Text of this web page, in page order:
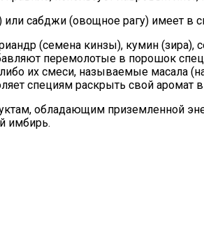
сабджи (овощное рагу) имеет в
(семена кинзы), кумин (зира),
перемолотые в порошок
их смеси, называемые масала
специям раскрыть свой аромат
обладающим приземленной
имбирь.